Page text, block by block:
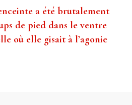
a été brutalement
de pied dans le ventre
où elle gisait à l’agonie